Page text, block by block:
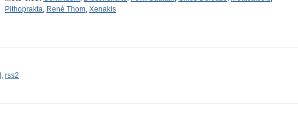
Pithoprakta, René Thom, Xenakis
, rss2